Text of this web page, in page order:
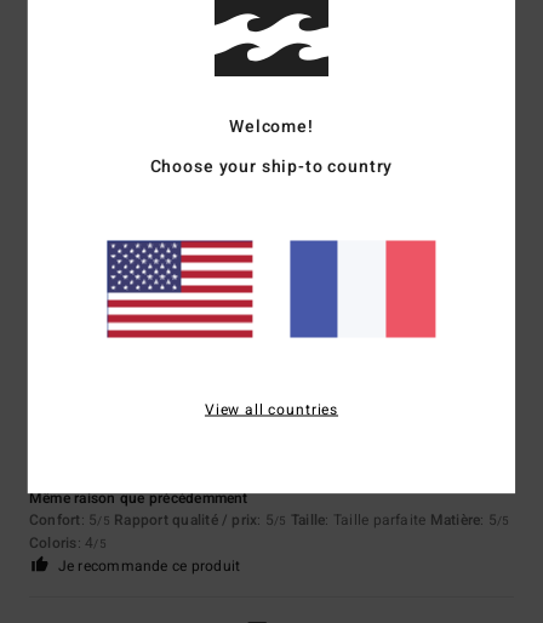
5/5
9 juillet 2026
/5 Rapport qualité / prix Taille: Taille parfaiteMatière
Je recommande ce produit
5
Même raison que précédemment
Confort: 5/5 Rapport qualité / prix: 5/5 Taille: Taille parfaite Matière: 5/5
Coloris: 4/5
Je recommande ce produit
Welcome!
Choose your ship-to country
View all countries